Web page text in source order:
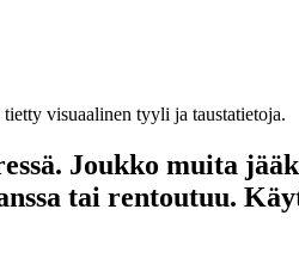
visuaalinen tyyli ja taustatietoja.
Joukko muita
tai rentoutuu.